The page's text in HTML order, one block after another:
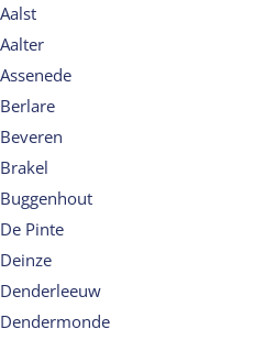
Aalst
Aalter
Assenede
Berlare
Beveren
Brakel
Buggenhout
De Pinte
Deinze
Denderleeuw
Dendermonde